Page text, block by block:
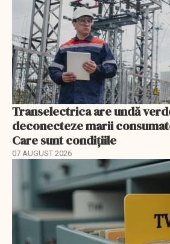
Transelectrica are undă
deconecteze marii
Care sunt condițiile
07 AUGUST 2026